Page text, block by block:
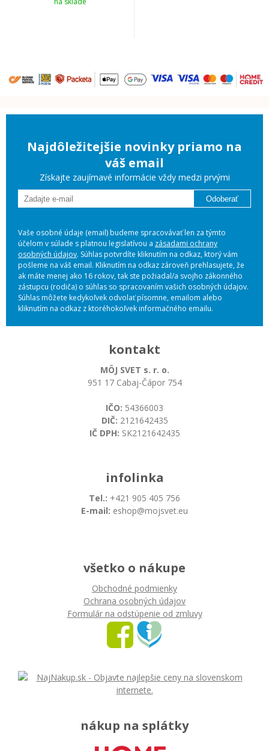
Najdôležitejšie novinky priamo na
váš email
Získajte zaujímavé informácie vždy medzi prvými
Odoberať
Vaše osobné údaje (email) budeme spracovávať len za týmto
účelom v súlade s platnou legislatívou a zásadami ochrany
osobných údajov. Súhlas potvrdíte kliknutím na odkaz, ktorý vám
pošleme na váš email. Kliknutím na odkaz zároveň prehlasujete, že
ak máte menej ako 16 rokov, tak ste požiadal/a svojho zákonného
zástupcu (rodiča) o súhlas so spracovaním vašich osobných údajov.
Súhlas môžete kedykoľvek odvolať písomne, emailom alebo
kliknutím na odkaz z ktoréhokoľvek informačného emailu.
kontakt
MÔJ SVET s. r. o.
951 17 Cabaj-Čápor 754
IČO: 54366003
DIČ: 2121642435
IČ DPH: SK2121642435
infolinka
Tel.: +421 905 405 756
E-mail: eshop@mojsvet.eu
všetko o nákupe
Obchodné podmienky
Ochrana osobných údajov
Formulár na odstúpenie od zmluvy
nákup na splátky